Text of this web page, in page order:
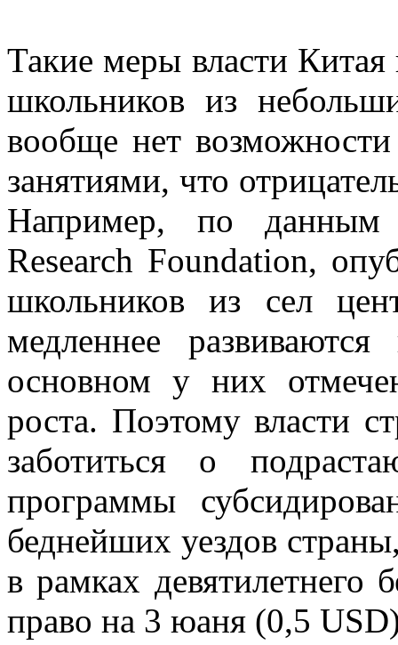
Такие меры власти
школьников из
вообще нет
занятиями, что
Например, по данным
Research Foundation,
школьников из сел
медленнее
основном у них
роста. Поэтому власти
заботиться о
программы
беднейших уездов
в рамках девятилетнего
право на 3 юаня (0,5